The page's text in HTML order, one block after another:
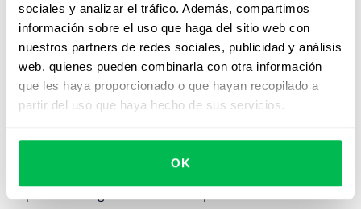
sociales y analizar el tráfico. Además, compartimos
información sobre el uso que haga del sitio web con
nuestros partners de redes sociales, publicidad y análisis
web, quienes pueden combinarla con otra información
que les haya proporcionado o que hayan recopilado a
partir del uso que haya hecho de sus servicios.
OK
bien planificado ayudará a mantener la continuidad del
negocio.
Comunicación eficaz e
implementación
de una comunicación clara. Proporcione materiales